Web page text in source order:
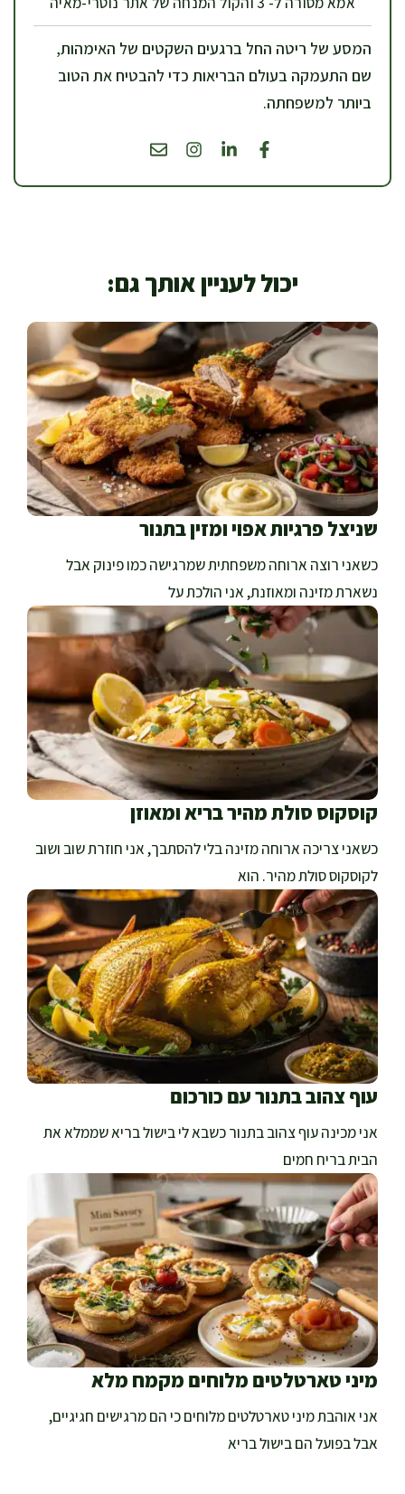
המסע של ריטה החל ברגעים השקטים של האימהות,
שם התעמקה בעולם הבריאות כדי להבטיח את הטוב
ביותר למשפחתה.
יכול לעניין אותך גם:
שניצל פרגיות אפוי ומזין בתנור
כשאני רוצה ארוחה משפחתית שמרגישה כמו פינוק אבל
נשארת מזינה ומאוזנת, אני הולכת על
קוסקוס סולת מהיר בריא ומאוזן
כשאני צריכה ארוחה מזינה בלי להסתבך, אני חוזרת שוב ושוב
לקוסקוס סולת מהיר. הוא
עוף צהוב בתנור עם כורכום
אני מכינה עוף צהוב בתנור כשבא לי בישול בריא שממלא את
הבית בריח חמים
מיני טארטלטים מלוחים מקמח מלא
אני אוהבת מיני טארטלטים מלוחים כי הם מרגישים חגיגיים,
אבל בפועל הם בישול בריא